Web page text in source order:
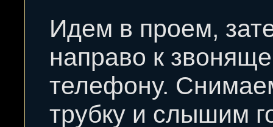
Идем в проем,
направо к
телефону.
трубку и слышим